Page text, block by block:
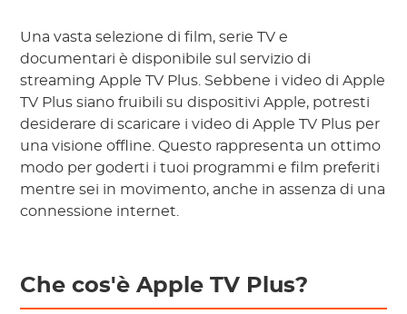
Una vasta selezione di film, serie TV e
documentari è disponibile sul servizio di
streaming Apple TV Plus. Sebbene i video di Apple
TV Plus siano fruibili su dispositivi Apple, potresti
desiderare di scaricare i video di Apple TV Plus per
una visione offline. Questo rappresenta un ottimo
modo per goderti i tuoi programmi e film preferiti
mentre sei in movimento, anche in assenza di una
connessione internet.
Che cos'è Apple TV Plus?